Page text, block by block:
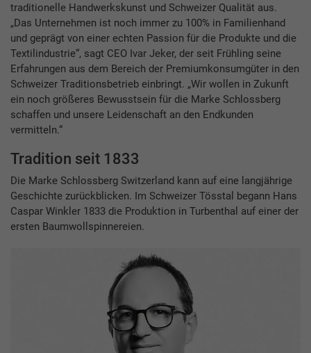
traditionelle Handwerkskunst und Schweizer Qualität aus.
„Das Unternehmen ist noch immer zu 100% in Familienhand
und geprägt von einer echten Passion für die Produkte und die
Textilindustrie“, sagt CEO Ivar Jeker, der seit Frühling seine
Erfahrungen aus dem Bereich der Premiumkonsumgüter in den
Schweizer Traditionsbetrieb einbringt. „Wir wollen in Zukunft
ein noch größeres Bewusstsein für die Marke Schlossberg
schaffen und unsere Leidenschaft an den Endkunden
vermitteln.“
Tradition seit 1833
Die Marke Schlossberg Switzerland kann auf eine langjährige
Geschichte zurückblicken. Im Schweizer Tösstal begann Hans
Caspar Winkler 1833 die Produktion in Turbenthal auf einer der
ersten Baumwollspinnereien.